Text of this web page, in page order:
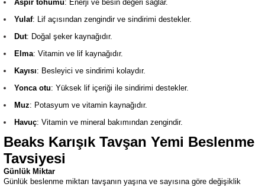
Aspir tohumu: Enerji ve besin değeri sağlar.
Yulaf: Lif açısından zengindir ve sindirimi destekler.
Dut: Doğal şeker kaynağıdır.
Elma: Vitamin ve lif kaynağıdır.
Kayısı: Besleyici ve sindirimi kolaydır.
Yonca otu: Yüksek lif içeriği ile sindirimi destekler.
Muz: Potasyum ve vitamin kaynağıdır.
Havuç: Vitamin ve mineral bakımından zengindir.
Beaks Karışık Tavşan Yemi Beslenme
Tavsiyesi
Günlük Miktar
Günlük beslenme miktarı tavşanın yaşına ve sayısına göre değişiklik